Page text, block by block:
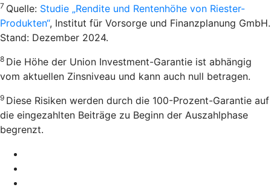
7 Quelle: Studie „Rendite und Rentenhöhe von Riester-
Produkten“, Institut für Vorsorge und Finanzplanung GmbH.
Stand: Dezember 2024.
8 Die Höhe der Union Investment-Garantie ist abhängig
vom aktuellen Zinsniveau und kann auch null betragen.
9 Diese Risiken werden durch die 100-Prozent-Garantie auf
die eingezahlten Beiträge zu Beginn der Auszahlphase
begrenzt.